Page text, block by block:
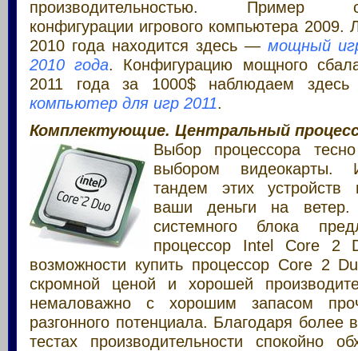
производительностью.
Пример
конфигурации игрового компьютера 2009.
2010 года находится здесь — мощный
2010 года. Конфигурацию мощного
2011 года за 1000$ наблюдаем
компьютер для игр 2011.
Комплектующие. Центральный
Выбор процессора
выбором видеокарты.
тандем этих устройств
ваши деньги на
системного блока
процессор Intel Core 2
возможности купить процессор Core 2
скромной ценой и хорошей
немаловажно с хорошим запасом
разгонного потенциала. Благодаря более
тестах производительности спокойно